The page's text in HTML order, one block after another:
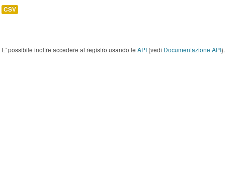
CSV
E' possibile inoltre accedere al registro usando le API (vedi Documentazione API).